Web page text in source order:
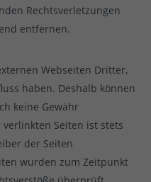
Rechtsverletzungen
entfernen.
Webseiten Dritter,
haben. Deshalb können
keine Gewähr
Seiten ist stets
der Seiten
wurden zum Zeitpunkt